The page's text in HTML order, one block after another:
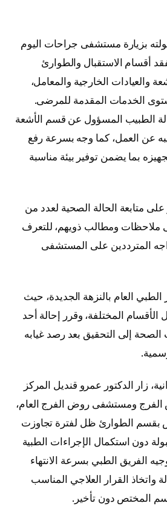
بزيارة مستشفى جراحات اليوم
أقسام الاستقبال والطوارئ
والعيادات الخارجية والمعامل،
الخدمات المقدمة للمرضى.
الطبيب المسؤول عن قسم الأشعة
عن العمل، كما وجه بسرعة رفع
بما يضمن توفير بيئة مناسبة
متابعة الحالة الصحية لعدد من
ملاحظات ومطالب ذويهم، للتعرف
المترددين على المستشفى
العام بالنزهة الجديدة، حيث
الأقسام المختلفة، وقرر إحالة أحد
الصحة إلى التحقيق بعد رصد غيابه
زار الدكتور عمرو قنديل المركز
ومستشفى روض الفرج العام،
الطوارئ ظل لفترة تجاوزت
دون استكمال الإجراءات الطبية
الفريق الطبي بسرعة الانتهاء
واتخاذ القرار العلاجي المناسب
المختص دون تأخير.